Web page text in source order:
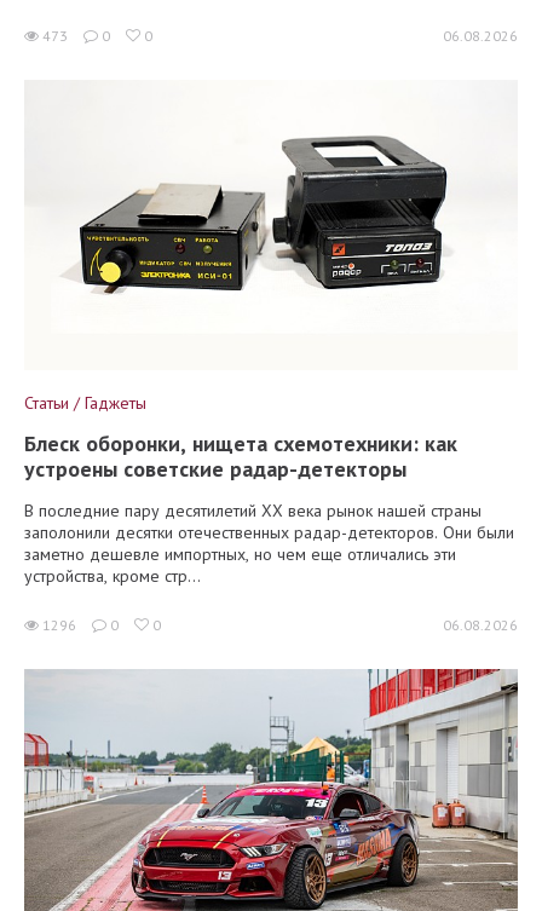
473 0 0 06.08.2026
Статьи / Гаджеты
Блеск оборонки, нищета схемотехники: как
устроены советские радар-детекторы
В последние пару десятилетий XX века рынок нашей страны
заполонили десятки отечественных радар-детекторов. Они были
заметно дешевле импортных, но чем еще отличались эти
устройства, кроме стр...
1296 0 0 06.08.2026